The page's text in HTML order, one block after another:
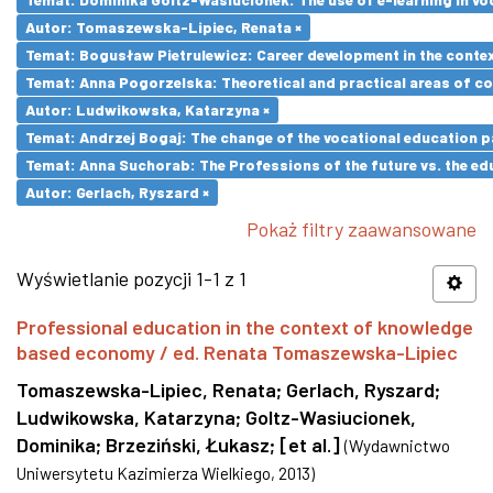
Autor: Tomaszewska-Lipiec, Renata ×
Temat: Bogusław Pietrulewicz: Career development in the
Temat: Anna Pogorzelska: Theoretical and practical areas of
Autor: Ludwikowska, Katarzyna ×
Temat: Andrzej Bogaj: The change of the vocational education
Temat: Anna Suchorab: The Professions of the future vs. the
Autor: Gerlach, Ryszard ×
Pokaż filtry zaawansowane
Wyświetlanie pozycji 1-1 z 1
Professional education in the context of knowledge
based economy / ed. Renata Tomaszewska-Lipiec
Tomaszewska-Lipiec, Renata; Gerlach, Ryszard;
Ludwikowska, Katarzyna; Goltz-Wasiucionek,
Dominika; Brzeziński, Łukasz; [et al.] (Wydawnictwo
Uniwersytetu Kazimierza Wielkiego, 2013)